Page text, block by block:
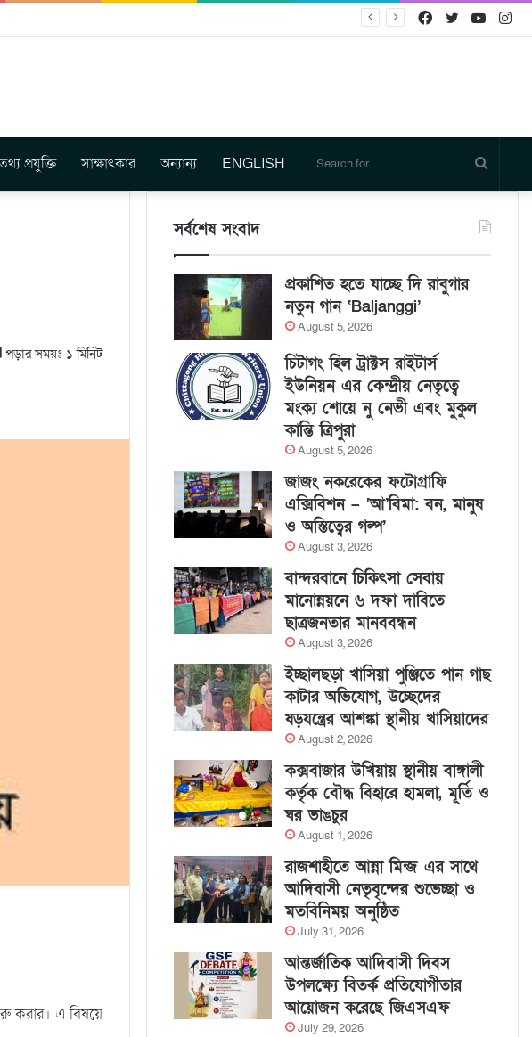
Twitter
Facebook
প্রযুক্তি সাক্ষাৎকার অন্যান্য ENGLISH
for
পড়ার সময়ঃ ১ মিনিট
করার। এ বিষয়ে
সর্বশেষ সংবাদ
প্রকাশিত হতে যাচ্ছে দি রাবুগার
নতুন গান ‘Baljanggi’
August 5, 2026
চিটাগং হিল ট্রাক্টস রাইটার্স
ইউনিয়ন এর কেন্দ্রীয় নেতৃত্বে
মংক্য শোয়ে নু নেভী এবং মুকুল
কান্তি ত্রিপুরা
August 5, 2026
জাজং নকরেকের ফটোগ্রাফি
এক্সিবিশন – ‘আ’বিমা: বন, মানুষ
ও অস্তিত্বের গল্প’
August 3, 2026
বান্দরবানে চিকিৎসা সেবায়
মানোন্নয়নে ৬ দফা দাবিতে
ছাত্রজনতার মানববন্ধন
August 3, 2026
ইচ্ছালছড়া খাসিয়া পুঞ্জিতে পান গাছ
কাটার অভিযোগ, উচ্ছেদের
ষড়যন্ত্রের আশঙ্কা স্থানীয় খাসিয়াদের
August 2, 2026
কক্সবাজার উখিয়ায় স্থানীয় বাঙ্গালী
কর্তৃক বৌদ্ধ বিহারে হামলা, মূর্তি ও
ঘর ভাঙচুর
August 1, 2026
রাজশাহীতে আন্না মিন্জ এর সাথে
আদিবাসী নেতৃবৃন্দের শুভেচ্ছা ও
মতবিনিময় অনুষ্ঠিত
July 31, 2026
আন্তর্জাতিক আদিবাসী দিবস
উপলক্ষ্যে বিতর্ক প্রতিযোগীতার
আয়োজন করেছে জিএসএফ
July 29, 2026